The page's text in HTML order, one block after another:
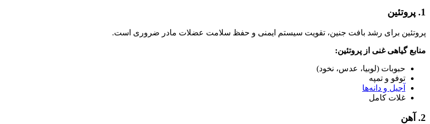
1. پروتئین
پروتئین برای رشد بافت جنین، تقویت سیستم ایمنی و حفظ سلامت عضلات مادر ضروری است.
منابع گیاهی غنی از پروتئین:
حبوبات (لوبیا، عدس، نخود)
توفو و تمپه
آجیل و دانه‌ها
غلات کامل
2. آهن